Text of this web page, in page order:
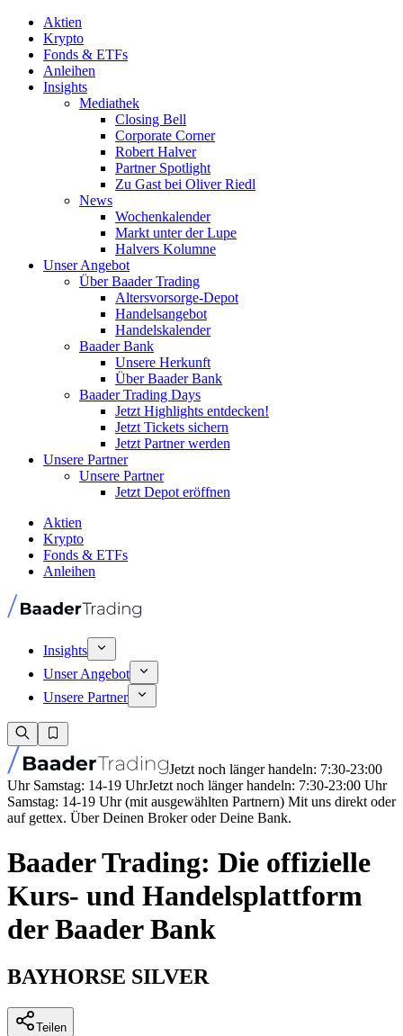
Aktien
Krypto
Fonds & ETFs
Anleihen
Insights
Mediathek
Closing Bell
Corporate Corner
Robert Halver
Partner Spotlight
Zu Gast bei Oliver Riedl
News
Wochenkalender
Markt unter der Lupe
Halvers Kolumne
Unser Angebot
Über Baader Trading
Altersvorsorge-Depot
Handelsangebot
Handelskalender
Baader Bank
Unsere Herkunft
Über Baader Bank
Baader Trading Days
Jetzt Highlights entdecken!
Jetzt Tickets sichern
Jetzt Partner werden
Unsere Partner
Unsere Partner
Jetzt Depot eröffnen
Aktien
Krypto
Fonds & ETFs
Anleihen
Insights
Unser Angebot
Unsere Partner
Jetzt noch länger handeln: 7:30-23:00
Uhr Samstag: 14-19 UhrJetzt noch länger handeln: 7:30-23:00 Uhr
Samstag: 14-19 Uhr (mit ausgewählten Partnern) Mit uns direkt oder
auf gettex. Über Deinen Broker oder Deine Bank.
Baader Trading: Die offizielle
Kurs- und Handelsplattform
der Baader Bank
BAYHORSE SILVER
Teilen